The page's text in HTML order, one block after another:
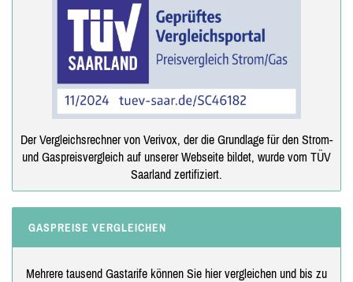
Der Vergleichsrechner von Verivox, der die Grundlage für den Strom-
und Gaspreisvergleich auf unserer Webseite bildet, wurde vom TÜV
Saarland zertifiziert.
GASPREISE VERGLEICHEN
Mehrere tausend Gastarife können Sie hier vergleichen und bis zu